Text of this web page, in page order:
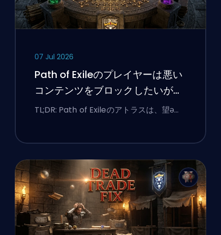
07 Jul 2026
Path of Exileのプレイヤーは悪い
コンテンツをブロックしたいが、
UIは今もなお彼らに抵抗している
TL;DR: Path of Exileのアトラスは、望ә…